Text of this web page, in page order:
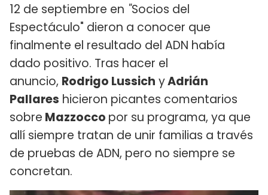
12 de septiembre en "Socios del
Espectáculo" dieron a conocer que
finalmente el resultado del ADN había
dado positivo. Tras hacer el
anuncio, Rodrigo Lussich yAdrián
Pallares hicieron picantes comentarios
sobre Mazzocco por su programa, ya que
allí siempre tratan de unir familias a través
de pruebas de ADN, pero no siempre se
concretan.